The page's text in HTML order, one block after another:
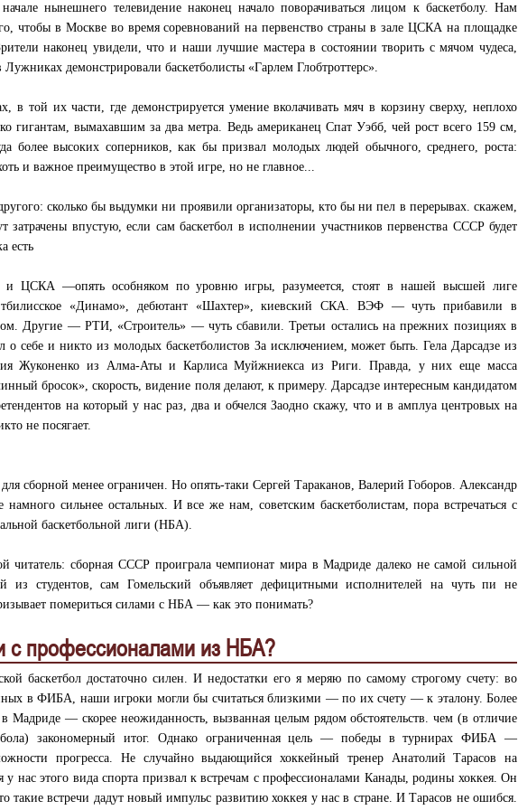
нынешнего телевидение наконец начало поворачиваться лицом к баскетболу. Нам
чтобы в Москве во время соревнований на первенство страны в зале ЦСКА на площадке
наконец увидели, что и наши лучшие мастера в состоянии творить с мячом чудеса,
Лужниках демонстрировали баскетболисты «Гарлем Глобтроттерс».
в той их части, где демонстрируется умение вколачивать мяч в корзину сверху, неплохо
гигантам, вымахавшим за два метра. Ведь американец Спат Уэбб, чей рост всего 159 см,
более высоких соперников, как бы призвал молодых людей обычного, среднего, роста:
и важное преимущество в этой игре, но не главное...
сколько бы выдумки ни проявили организаторы, кто бы ни пел в перерывах. скажем,
затрачены впустую, если сам баскетбол в исполнении участников первенства СССР будет
есть
ЦСКА —опять особняком по уровню игры, разумеется, стоят в нашей высшей лиге
«Динамо», дебютант «Шахтер», киевский СКА. ВЭФ — чуть прибавили в
Другие — РТИ, «Строитель» — чуть сбавили. Третьи остались на прежних позициях в
о себе и никто из молодых баскетболистов За исключением, может быть. Гела Дарсадзе из
Жуконенко из Алма-Аты и Карлиса Муйжниекса из Риги. Правда, у них еще масса
бросок», скорость, видение поля делают, к примеру. Дарсадзе интересным кандидатом
на который у нас раз, два и обчелся Заодно скажу, что и в амплуа центровых на
не посягает.
сборной менее ограничен. Но опять-таки Сергей Тараканов, Валерий Гоборов. Александр
сильнее остальных. И все же нам, советским баскетболистам, пора встречаться с
баскетбольной лиги (НБА).
читатель: сборная СССР проиграла чемпионат мира в Мадриде далеко не самой сильной
из студентов, сам Гомельский объявляет дефицитными исполнителей на чуть пи не
помериться силами с НБА — как это понимать?
с профессионалами из НБА?
баскетбол достаточно силен. И недостатки его я меряю по самому строгому счету: во
в ФИБА, наши игроки могли бы считаться близкими — по их счету — к эталону. Более
Мадриде — скорее неожиданность, вызванная целым рядом обстоятельств. чем (в отличие
закономерный итог. Однако ограниченная цель — победы в турнирах ФИБА —
прогресса. Не случайно выдающийся хоккейный тренер Анатолий Тарасов на
у нас этого вида спорта призвал к встречам с профессионалами Канады, родины хоккея. Он
такие встречи дадут новый импульс развитию хоккея у нас в стране. И Тарасов не ошибся.